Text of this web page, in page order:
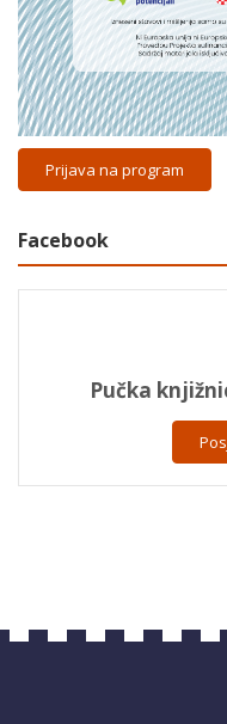
Prijava na program
Facebook
Pučka